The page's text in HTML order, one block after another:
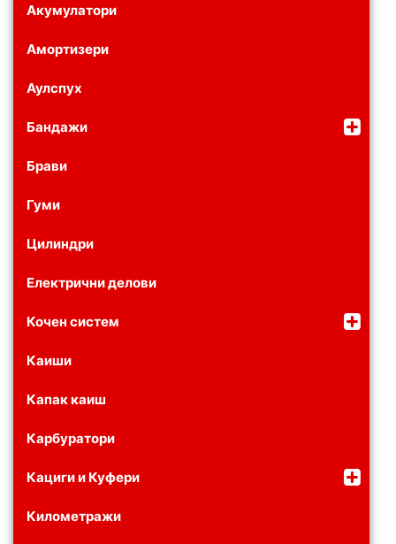
Акумулатори
Амортизери
Аулспух
Бандажи
Брави
Гуми
Цилиндри
Електрични делови
Кочен систем
Каиши
Капак каиш
Карбуратори
Кациги и Куфери
Километражи